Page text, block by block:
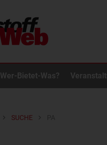
Wer-Bietet-Was?
SUCHE